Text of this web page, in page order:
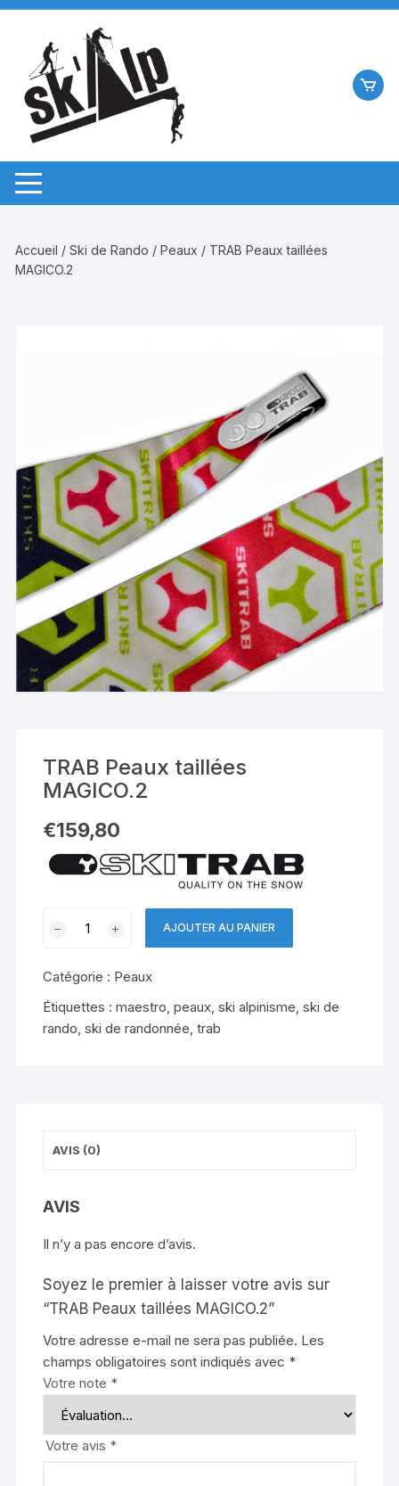
Aller
contenu
Accueil /Ski de Rando /Peaux / TRAB Peaux taillées
MAGICO.2
TRAB Peaux taillées
MAGICO.2
€159,80
Peaux
taillées
MAGICO.2
AJOUTER AU PANIER
Catégorie : Peaux
Étiquettes :maestro,peaux,ski alpinisme,ski de
rando,ski de randonnée,trab
AVIS (0)
AVIS
Il n’y a pas encore d’avis.
Soyez le premier à laisser votre avis sur
“TRAB Peaux taillées MAGICO.2”
Votre adresse e-mail ne sera pas publiée. Les
champs obligatoires sont indiqués avec *
Votre note *
Votre avis *